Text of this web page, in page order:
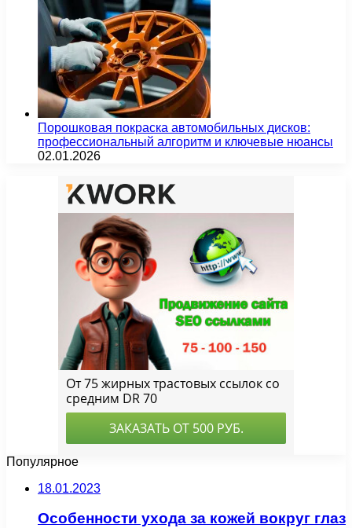
Порошковая покраска автомобильных дисков:
профессиональный алгоритм и ключевые нюансы
02.01.2026
Популярное
18.01.2023
Особенности ухода за кожей вокруг глаз